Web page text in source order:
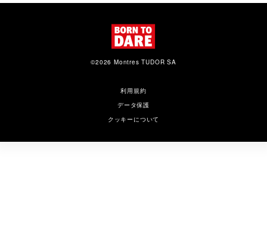
利用規約
データ保護
クッキーについて
©2026 Montres TUDOR SA